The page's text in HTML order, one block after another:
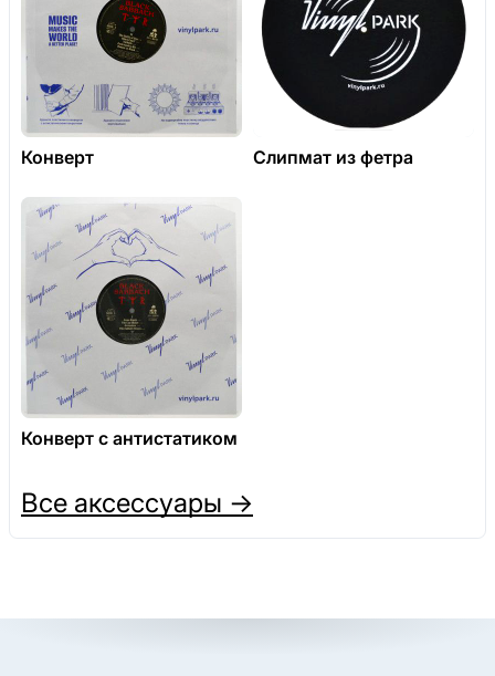
Конверт Слипмат из фетра
Конверт с антистатиком
Все аксессуары →